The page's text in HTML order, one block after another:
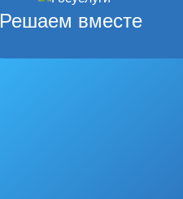
Решаем вместе